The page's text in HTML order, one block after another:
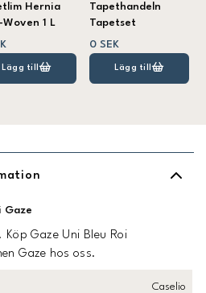
Hernia
Woven 1 L
Lägg till
Tapethandeln
Tapetset
0 SEK
Lägg till
Gaze
Köp Gaze Uni Bleu Roi
Gaze hos oss.
Caselio